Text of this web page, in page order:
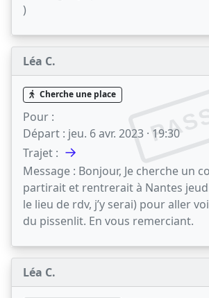
)
Léa C.
Cherche une place
Pour :
Départ : jeu. 6 avr. 2023 · 19:30
Trajet : →
Message : Bonjour, Je cherche un
partirait et rentrerait à Nantes
le lieu de rdv, j’y serai) pour aller
du pissenlit. En vous remerciant.
Léa C.